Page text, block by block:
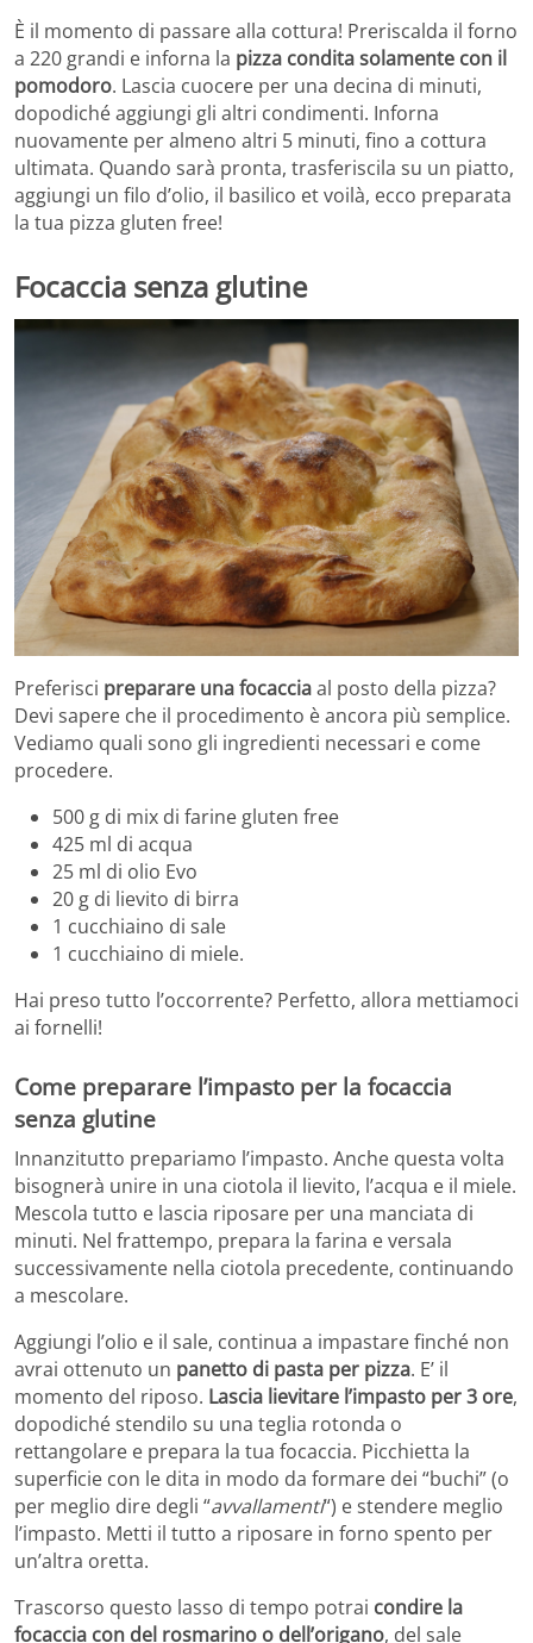
È il momento di passare alla cottura! Preriscalda il forno
a 220 grandi e inforna la pizza condita solamente con il
pomodoro. Lascia cuocere per una decina di minuti,
dopodiché aggiungi gli altri condimenti. Inforna
nuovamente per almeno altri 5 minuti, fino a cottura
ultimata. Quando sarà pronta, trasferiscila su un piatto,
aggiungi un filo d’olio, il basilico et voilà, ecco preparata
la tua pizza gluten free!
Focaccia senza glutine
Preferisci preparare una focacciaal posto della pizza?
Devi sapere che il procedimento è ancora più semplice.
Vediamo quali sono gli ingredienti necessari e come
procedere.
500 g di mix di farine gluten free
425 ml di acqua
25 ml di olio Evo
20 g di lievito di birra
1 cucchiaino di sale
1 cucchiaino di miele.
Hai preso tutto l’occorrente? Perfetto, allora mettiamoci
ai fornelli!
Come preparare l’impasto per la focaccia
senza glutine
Innanzitutto prepariamo l’impasto. Anche questa volta
bisognerà unire in una ciotola il lievito, l’acqua e il miele.
Mescola tutto e lascia riposare per una manciata di
minuti. Nel frattempo, prepara la farina e versala
successivamente nella ciotola precedente, continuando
a mescolare.
Aggiungi l’olio e il sale, continua a impastare finché non
avrai ottenuto un panetto di pasta per pizza. E’ il
momento del riposo. Lascia lievitare l’impasto per 3 ore,
dopodiché stendilo su una teglia rotonda o
rettangolare e prepara la tua focaccia. Picchietta la
superficie con le dita in modo da formare dei “buchi” (o
per meglio dire degli “avvallamenti“) e stendere meglio
l’impasto. Metti il tutto a riposare in forno spento per
un’altra oretta.
Trascorso questo lasso di tempo potrai condire la
focaccia con del rosmarino o dell’origano, del sale